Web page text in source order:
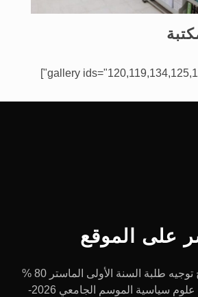
على الموقع
إعلان بخصوص نتائج توجيه طلبة السنة الأولى الماستر 80 %
شعبة حقوق وشعبة علوم سياسية الموسم الجامعي 2026-